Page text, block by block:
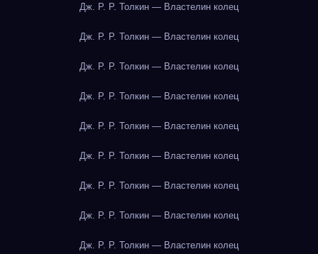
Дж. Р. Р. Толкин — Властелин колец
Дж. Р. Р. Толкин — Властелин колец
Дж. Р. Р. Толкин — Властелин колец
Дж. Р. Р. Толкин — Властелин колец
Дж. Р. Р. Толкин — Властелин колец
Дж. Р. Р. Толкин — Властелин колец
Дж. Р. Р. Толкин — Властелин колец
Дж. Р. Р. Толкин — Властелин колец
Дж. Р. Р. Толкин — Властелин колец